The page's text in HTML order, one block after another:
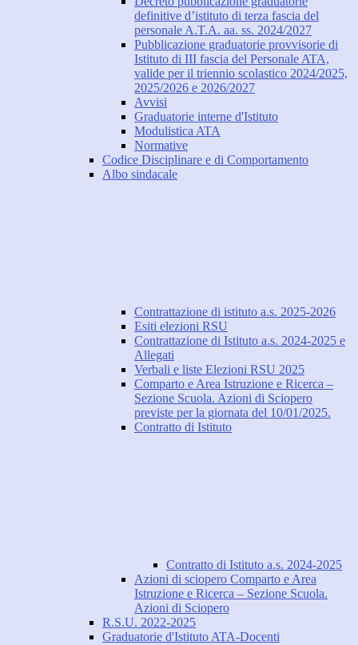
definitive d’istituto di terza fascia del
personale A.T.A. aa. ss. 2024/2027
Pubblicazione graduatorie provvisorie di
Istituto di III fascia del Personale ATA,
valide per il triennio scolastico 2024/2025,
2025/2026 e 2026/2027
Avvisi
Graduatorie interne d'Istituto
Modulistica ATA
Normative
Codice Disciplinare e di Comportamento
Albo sindacale
Contrattazione di istituto a.s. 2025-2026
Esiti elezioni RSU
Contrattazione di Istituto a.s. 2024-2025 e
Allegati
Verbali e liste Elezioni RSU 2025
Comparto e Area Istruzione e Ricerca –
Sezione Scuola. Azioni di Sciopero
previste per la giornata del 10/01/2025.
Contratto di Istituto
Contratto di Istituto a.s. 2024-2025
Azioni di sciopero Comparto e Area
Istruzione e Ricerca – Sezione Scuola.
Azioni di Sciopero
R.S.U. 2022-2025
Graduatorie d'Istituto ATA-Docenti